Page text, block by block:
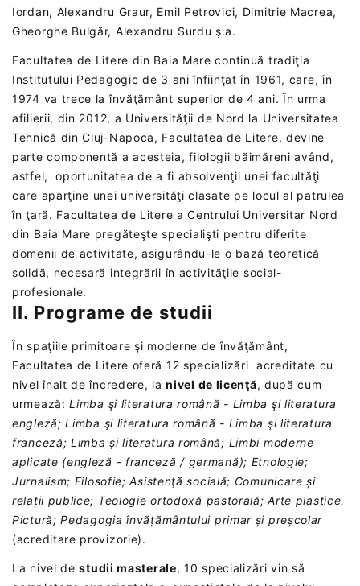
Iordan, Alexandru Graur, Emil Petrovici, Dimitrie Macrea,
Gheorghe Bulgăr, Alexandru Surdu ş.a.
Facultatea de Litere din Baia Mare continuă tradiţia
Institutului Pedagogic de 3 ani înfiinţat în 1961, care, în
1974 va trece la învăţământ superior de 4 ani. În urma
afilierii, din 2012, a Universităţii de Nord la Universitatea
Tehnică din Cluj-Napoca, Facultatea de Litere, devine
parte componentă a acesteia, filologii băimăreni având,
astfel, oportunitatea de a fi absolvenţii unei facultăţi
care aparţine unei universităţi clasate pe locul al patrulea
în ţară. Facultatea de Litere a Centrului Universitar Nord
din Baia Mare pregăteşte specialişti pentru diferite
domenii de activitate, asigurându-le o bază teoretică
solidă, necesară integrării în activităţile social-
profesionale.
II. Programe de studii
În spaţiile primitoare şi moderne de învăţământ,
Facultatea de Litere oferă 12 specializări acreditate cu
nivel înalt de încredere, lanivel de licenţă, după cum
urmează:Limba şi literatura română - Limba şi literatura
engleză;Limba şi literatura română - Limba şi literatura
franceză; Limba şi literatura română; Limbi moderne
aplicate (engleză - franceză / germană); Etnologie;
Jurnalism; Filosofie;Asistenţă socială; Comunicare și
relații publice; Teologie ortodoxă pastorală;Arte plastice.
Pictură;Pedagogia învățământului primar și preșcolar
(acreditare provizorie).
La nivel destudii masterale, 10 specializări vin să